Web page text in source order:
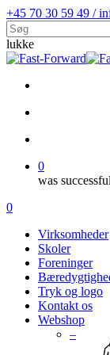
Skip
to
main
content
+45 70 30 59 49 /
lukke
Close
0
was
Menu
search
account
0
Virksomheder
Skoler
Foreninger
Tryk og logo
Kontakt os
Webshop
–